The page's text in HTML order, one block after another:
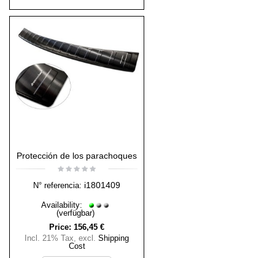
Protección de los parachoques
N° referencia: i1801409
Availability:
(verfügbar)
Price: 156,45 €
Incl. 21% Tax, excl. Shipping
Cost